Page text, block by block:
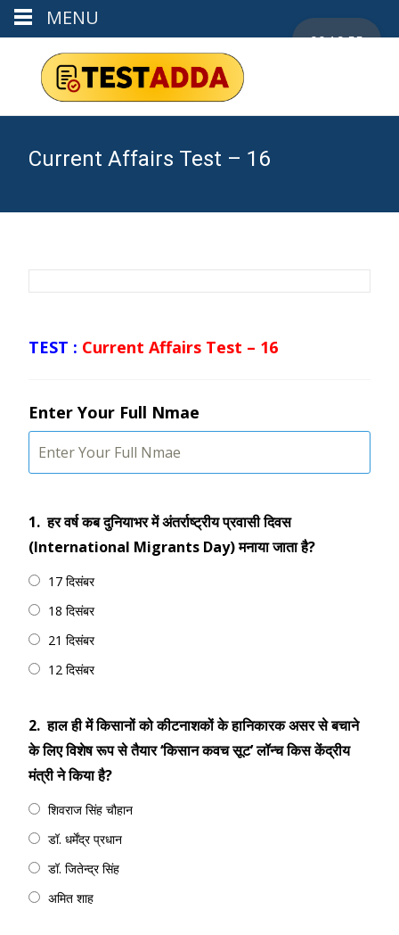
Current Affairs Test – 16
00:19:55
TEST : Current Affairs Test – 16
Enter Your Full Nmae
1. हर वर्ष कब दुनियाभर में अंतर्राष्ट्रीय प्रवासी दिवस
(International Migrants Day) मनाया जाता है?
17 दिसंबर
18 दिसंबर
21 दिसंबर
12 दिसंबर
2. हाल ही में किसानों को कीटनाशकों के हानिकारक असर से बचाने
के लिए विशेष रूप से तैयार ‘किसान कवच सूट’ लॉन्च किस केंद्रीय
मंत्री ने किया है?
शिवराज सिंह चौहान
डॉ. धर्मेंद्र प्रधान
डॉ. जितेन्‍द्र सिंह
अमित शाह
MENU